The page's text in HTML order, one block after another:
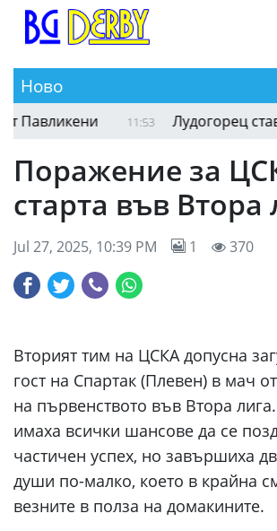
Ново
11:53 Лудогорец става
Поражение за
старта във Втора
Jul 27, 2025, 10:39 PM 1 370
Вторият тим на ЦСКА допусна
гост на Спартак (Плевен) в мач
на първенството във Втора
имаха всички шансове да се
частичен успех, но завършиха
души по-малко, което в крайна
везните в полза на домакините.